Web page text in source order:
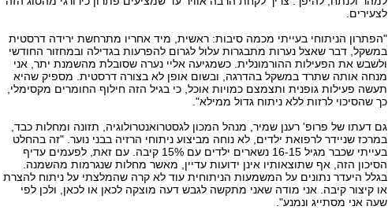
לצעירים.
"הפתרון הניתוחי בעייתי מכמה סיבות: ראשית, מיד אחריו מתרחשת ירידה דרסטית
במשקל, דבר שאצל נערות מתבגרות עלול לגרום להפרעות בגדילה ובמחזור החודשי
ולשבש את הפעילות ההורמונלית. כשמגיעה אליי נערה שסובלת מהשמנת יתר, אני
מנחה אותה שתרד במשקל בהדרגה, ובשום אופן לא בצורה דרסטית. מספיק שהיא
תעשה פעילות גופנית ותצמצם כמויות אוכל, כי בגיל הזה חילוף החומרים מקסימלי,
כך שהסיכוי לרזות ללא ניתוח גדול ממילא‭."‬
גם דעתו של פרופ' רענן שמיר, מנהל המכון לגסטרואנטרולוגיה, תזונה ומחלות כבד,
במרכז שניידר לרפואת ילדים, לא נוחה מביצוע ניתוחי הרזיה בבני נוער. "זה בהחלט
בעייתי שכבר מגיל ‭16-15‬ נשארים ילדים עם ‭15%‬ קיבה. עם זאת, לפעמים עדיף
הסיכון הזה, אף שתוצאותיו אינן ידועות עדיין, מאשר מחלות שנגרמות מהשמנה.
בגלל היעדר נתונים על המשמעות הניתוחית עוד לא קרה שהמלצתי על ניתוח להצרת
או קיצור קיבה. אני מודה שאני מתקשה לגבש דעה מוצקה לכאן או לכאן, ולכן לפי
שעה אני מסתייג ונמנע‭."‬